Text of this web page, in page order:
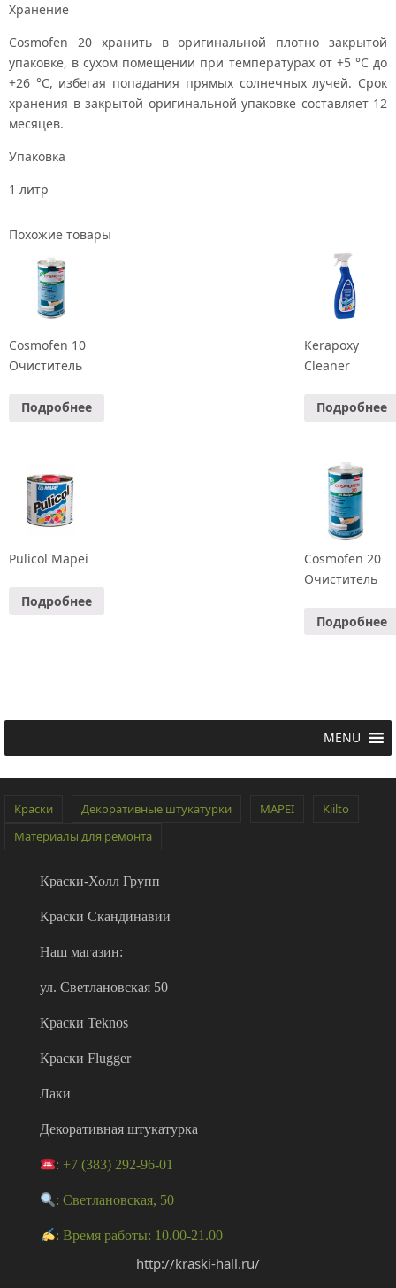
Хранение
Cosmofen 20 хранить в оригинальной плотно закрытой
упаковке, в сухом помещении при температурах от +5 °C до
+26 °C, избегая попадания прямых солнечных лучей. Срок
хранения в закрытой оригинальной упаковке составляет 12
месяцев.
Упаковка
1 литр
Похожие товары
Cosmofen 10
Очиститель
Подробнее
Kerapoxy
Cleaner
Подробнее
Pulicol Mapei
Подробнее
Cosmofen 20
Очиститель
Подробнее
MENU
Краски Декоративные штукатурки MAPEI
Kiilto
Материалы для ремонта
Краски-Холл Групп
Краски Скандинавии
Наш магазин:
ул. Светлановская 50
Краски Teknos
Краски Flugger
Лаки
Декоративная штукатурка
: +7 (383) 292-96-01
: Светлановская, 50
: Время работы: 10.00-21.00
http://kraski-hall.ru/